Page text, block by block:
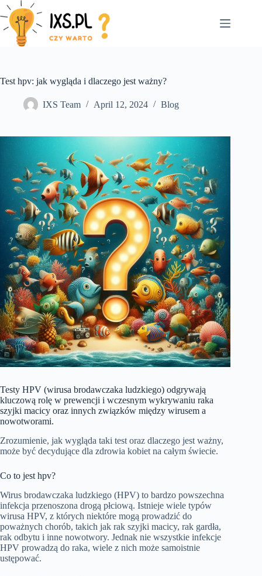
Skip
to
content
Test hpv: jak wygląda i dlaczego jest ważny?
IXS Team April 12, 2024 Blog
Testy HPV (wirusa brodawczaka ludzkiego) odgrywają
kluczową rolę w prewencji i wczesnym wykrywaniu raka
szyjki macicy oraz innych związków między wirusem a
nowotworami.
Zrozumienie, jak wygląda taki test oraz dlaczego jest ważny,
może być decydujące dla zdrowia kobiet na całym świecie.
Co to jest hpv?
Wirus brodawczaka ludzkiego (HPV) to bardzo powszechna
infekcja przenoszona drogą płciową. Istnieje wiele typów
wirusa HPV, z których niektóre mogą prowadzić do
poważnych chorób, takich jak rak szyjki macicy, rak gardła,
rak odbytu i inne nowotwory. Jednak nie wszystkie infekcje
HPV prowadzą do raka, wiele z nich może samoistnie
ustępować.